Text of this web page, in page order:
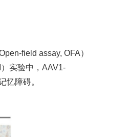
field assay, OFA）
实验中，AAV1-
忆障碍。